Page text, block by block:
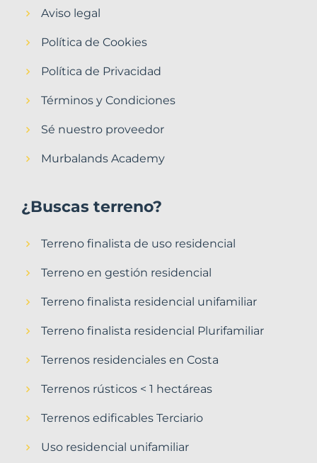
Aviso legal
Política de Cookies
Política de Privacidad
Términos y Condiciones
Sé nuestro proveedor
Murbalands Academy
¿Buscas terreno?
Terreno finalista de uso residencial
Terreno en gestión residencial
Terreno finalista residencial unifamiliar
Terreno finalista residencial Plurifamiliar
Terrenos residenciales en Costa
Terrenos rústicos < 1 hectáreas
Terrenos edificables Terciario
Uso residencial unifamiliar